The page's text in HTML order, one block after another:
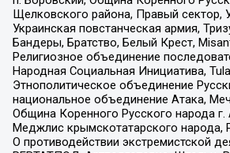
Щелковского района, Правый сектор,
Украинская повстанческая армия,
Бандеры, Братство, Белый Крест,
Религиозное объединение
Народная Социальная Инициатива,
Этнополитическое объединение
национальное объединение Атака,
Община Коренного Русского народа г.
Меджлис крымскотатарского народа,
О противодействии экстремистской